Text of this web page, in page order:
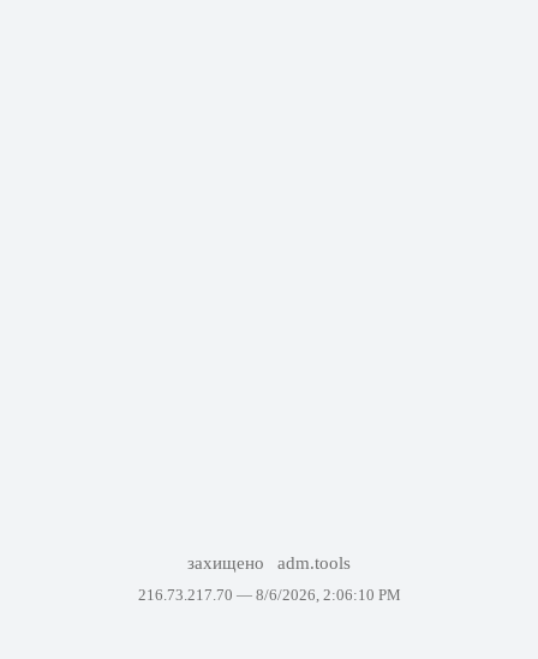
захищено adm.tools
216.73.217.70 — 8/6/2026, 2:06:10 PM